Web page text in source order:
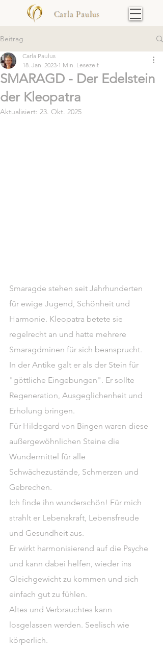
Carla Paulus
Beitrag
SMARAGD - Der Edelstein
der Kleopatra
Carla Paulus
18. Jan. 2023 1 Min. Lesezeit
Aktualisiert: 23. Okt. 2025
Smaragde stehen seit Jahrhunderten
für ewige Jugend, Schönheit und
Harmonie. Kleopatra betete sie
regelrecht an und hatte mehrere
Smaragdminen für sich beansprucht.
In der Antike galt er als der Stein für
"göttliche Eingebungen". Er sollte
Regeneration, Ausgeglichenheit und
Erholung bringen.
Für Hildegard von Bingen waren diese
außergewöhnlichen Steine die
Wundermittel für alle
Schwächezustände, Schmerzen und
Gebrechen.
Ich finde ihn wunderschön! Für mich
strahlt er Lebenskraft, Lebensfreude
und Gesundheit aus.
Er wirkt harmonisierend auf die Psyche
und kann dabei helfen, wieder ins
Gleichgewicht zu kommen und sich
einfach gut zu fühlen.
Altes und Verbrauchtes kann
losgelassen werden. Seelisch wie
körperlich.